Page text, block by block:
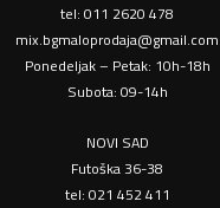
tel: 011 2620 478
mix.bgmaloprodaja@gmail.com
Ponedeljak – Petak: 10h-18h
Subota: 09-14h
NOVI SAD
Futoška 36-38
tel: 021 452 411